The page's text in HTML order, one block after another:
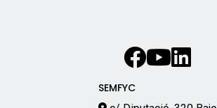
SEMFYC